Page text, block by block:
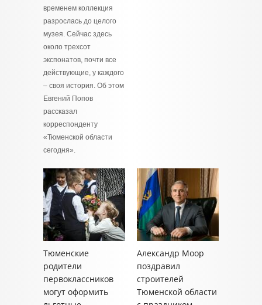
временем коллекция
разрослась до целого
музея. Сейчас здесь
около трехсот
экспонатов, почти все
действующие, у каждого
– своя история. Об этом
Евгений Попов
рассказал
корреспонденту
«Тюменской области
сегодня».
Тюменские
родители
первоклассников
могут оформить
Александр Моор
поздравил
строителей
Тюменской области